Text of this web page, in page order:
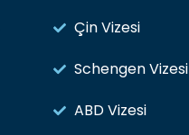
Çin Vizesi
Schengen Vizesi
ABD Vizesi